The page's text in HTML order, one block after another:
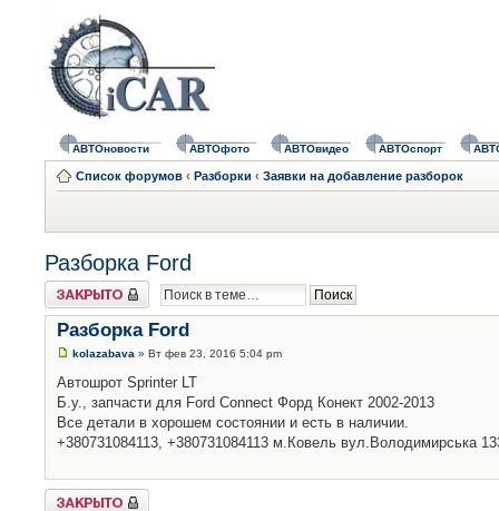
АВТОновости АВТОфото АВТОвидео АВТОспорт
Список форумов ‹ Разборки ‹ Заявки на добавление разборок
Разборка Ford
Закрыто
Разборка Ford
kolazabava » Вт фев 23, 2016 5:04 pm
Автошрот Sprinter LT
Б.у., запчасти для Ford Connect Форд Конект 2002-2013
Все детали в хорошем состоянии и есть в наличии.
+380731084113, +380731084113 м.Ковель вул.Володимирська
Закрыто